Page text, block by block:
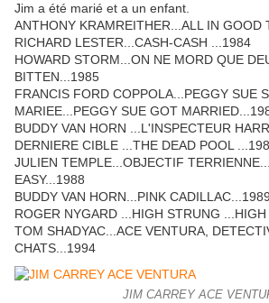
Jim a été marié et a un enfant.
ANTHONY KRAMREITHER...ALL IN GOOD
RICHARD LESTER...CASH-CASH ...1984
HOWARD STORM...ON NE MORD QUE
BITTEN...1985
FRANCIS FORD COPPOLA...PEGGY SUE
MARIEE...PEGGY SUE GOT
BUDDY VAN HORN ...L'INSPECTEUR
DERNIERE CIBLE ...THE DEAD POOL
JULIEN TEMPLE...OBJECTIF
EASY...1988
BUDDY VAN HORN...PINK CADILLAC...1989
ROGER NYGARD ...HIGH STRUNG
TOM SHADYAC...ACE VENTURA,
CHATS...1994
JIM CARREY ACE